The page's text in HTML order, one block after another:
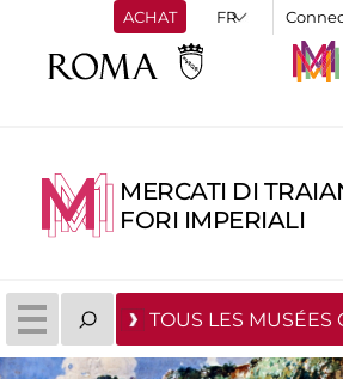
ACHAT
MERCATI DI
FORI IMPERIALI
TOUS LES MUSÉES